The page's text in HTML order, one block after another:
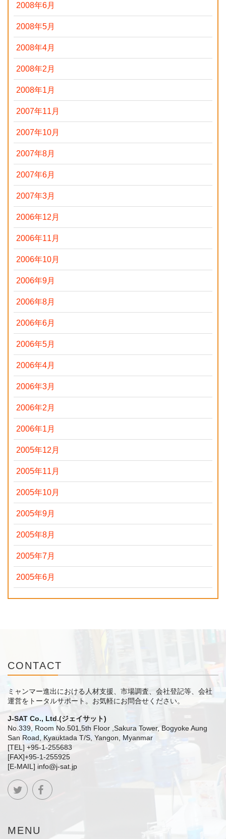
2008年6月
2008年5月
2008年4月
2008年2月
2008年1月
2007年11月
2007年10月
2007年8月
2007年6月
2007年3月
2006年12月
2006年11月
2006年10月
2006年9月
2006年8月
2006年6月
2006年5月
2006年4月
2006年3月
2006年2月
2006年1月
2005年12月
2005年11月
2005年10月
2005年9月
2005年8月
2005年7月
2005年6月
CONTACT
ミャンマー進出における人材支援、市場調査、会社登記等、会社
運営をトータルサポート。 お気軽にお問合せください。
J-SAT Co., Ltd.(ジェイサット)
No.339, Room No.501,5th Floor ,Sakura Tower, Bogyoke Aung
San Road, Kyauktada T/S, Yangon, Myanmar
[TEL] +95-1-255683
[FAX]+95-1-255925
[E-MAIL] info@j-sat.jp
MENU